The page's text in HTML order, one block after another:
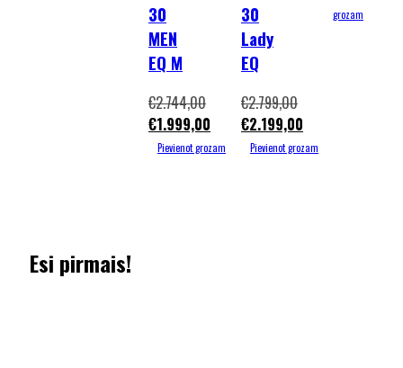
30
MEN
EQ M
€2.744,00
€1.999,00
Pievienot grozam
30
Lady
EQ
€2.799,00
€2.199,00
Pievienot grozam
grozam
Esi pirmais!